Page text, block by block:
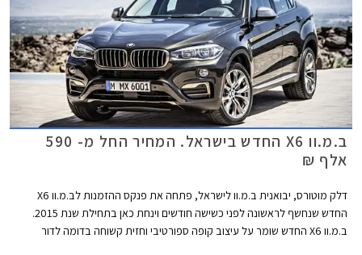
ב.מ.וו X6 החדש בישראל. המחיר החל מ- 590
אלף ₪
דלק מוטורס, יבואנית ב.מ.וו לישראל, פתחה את פנקס ההזמנות לב.מ.וו X6
החדש שנחשף לראשונה לפני כשישה חודשים וינחת כאן בתחילת שנת 2015.
ב.מ.וו X6 החדש שומר על עיצוב קופה ספורטיבי וחזית קשוחה בדומה לדור